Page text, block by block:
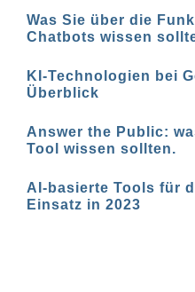
Was Sie über die
Chatbots wissen
KI-Technologien bei
Überblick
Answer the Public:
Tool wissen sollten.
AI-basierte Tools für
Einsatz in 2023